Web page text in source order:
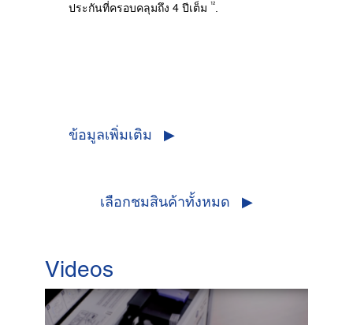
ประกันที่ครอบคลุมถึง 4 ปีเต็ม
12
ข้อมูลเพิ่มเติม ▶
เลือกชมสินค้าทั้งหมด ▶
Videos